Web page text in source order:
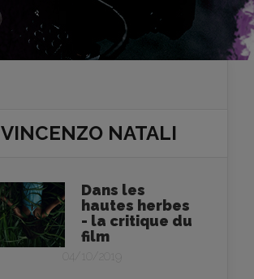
VINCENZO NATALI
Dans les
hautes herbes
- la critique du
film
04/10/2019